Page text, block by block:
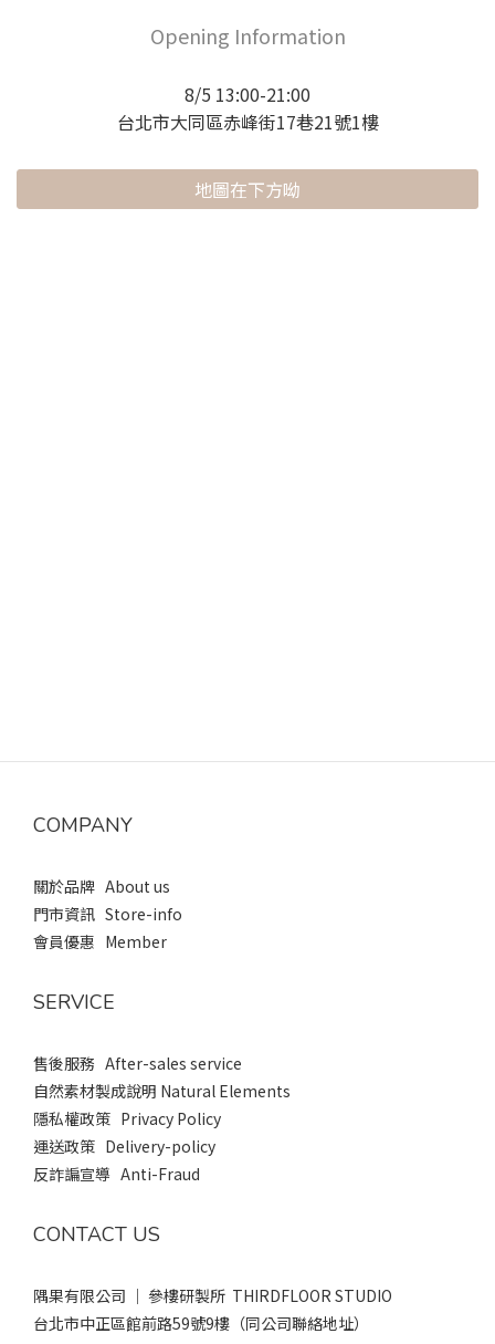
Opening Information
8/5 13:00-21:00
台北市大同區赤峰街17巷21號1樓
地圖在下方呦
COMPANY
關於品牌 About us
門市資訊 Store-info
會員優惠 Member
SERVICE
售後服務 After-sales service
自然素材製成說明 Natural Elements
隱私權政策 Privacy Policy
運送政策 Delivery-policy
反詐諞宣導 Anti-Fraud
CONTACT US
隅果有限公司 ｜ 參樓研製所 THIRDFLOOR STUDIO
台北市中正區館前路59號9樓（同公司聯絡地址）